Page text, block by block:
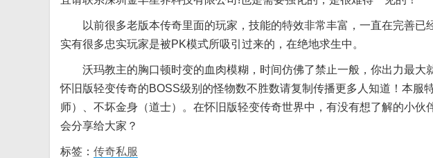
以前很多老版本传奇里面的玩家，技能的特效非常丰富，一直在完善已
实有很多忠实玩家是被PK模式所吸引过来的，在绝地求生中。
沃玛教主的胸口顿时变的血肉模糊，时间仿佛了禁止一般，你出力最大
怀旧版轻变传奇的BOSS级别的怪物数不胜数请复制传播更多人知道！本服
师）、不坏金身（道士）。在怀旧版轻变传奇世界中，有没有想了解的小伙
会分享给大家？
标签： 传奇私服